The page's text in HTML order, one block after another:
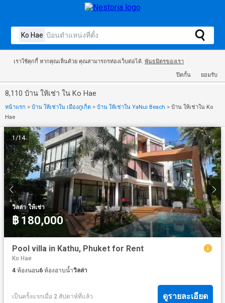
เราใช้คุกกี้ หากคุณเห็นด้วย คุณสามารถรท่องเว็บต่อได้. พันธมิตรของเรา
ปิดกั้น ยอมรับ
8,110 บ้าน ให้เช่า ใน Ko Hae
หน้าแรก > บ้าน ให้เช่าใน เมืองภูเก็ต > บ้าน ให้เช่าใน YaNui Beach > บ้าน ให้เช่าใน Ko
Hae
1 /14
วิลล่า·ให้เช่า
฿ 180,000
Pool villa in Kathu, Phuket for Rent
Ko Hae
4 ห้องนอน6 ห้องอาบน้ำวิลล่า
เป็นครั้งแรกเมื่อ 2 สัปดาห์ที่แล้ว ดูรายละเอียด